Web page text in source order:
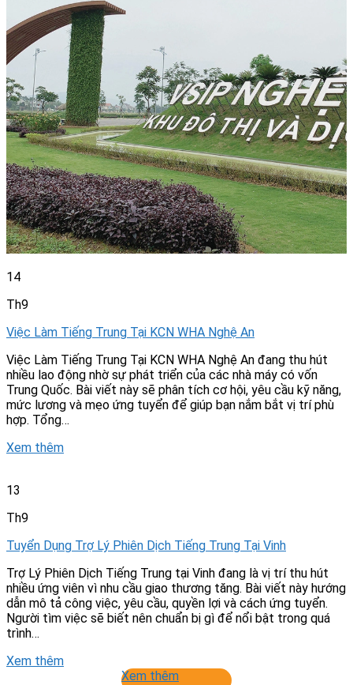
14
Th9
Việc Làm Tiếng Trung Tại KCN WHA Nghệ An
Việc Làm Tiếng Trung Tại KCN WHA Nghệ An đang thu hút
nhiều lao động nhờ sự phát triển của các nhà máy có vốn
Trung Quốc. Bài viết này sẽ phân tích cơ hội, yêu cầu kỹ năng,
mức lương và mẹo ứng tuyển để giúp bạn nắm bắt vị trí phù
hợp. Tổng…
Xem thêm
13
Th9
Tuyển Dụng Trợ Lý Phiên Dịch Tiếng Trung Tại Vinh
Trợ Lý Phiên Dịch Tiếng Trung tại Vinh đang là vị trí thu hút
nhiều ứng viên vì nhu cầu giao thương tăng. Bài viết này hướng
dẫn mô tả công việc, yêu cầu, quyền lợi và cách ứng tuyển.
Người tìm việc sẽ biết nên chuẩn bị gì để nổi bật trong quá
trình…
Xem thêm
Xem thêm